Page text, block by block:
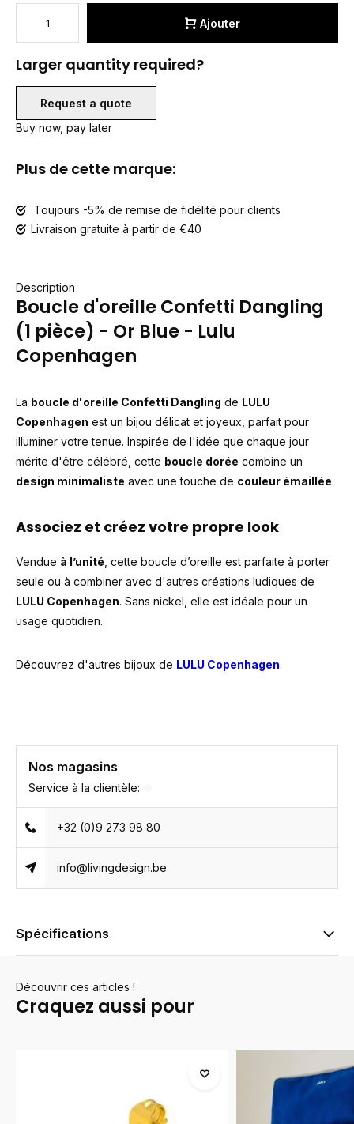
Ajouter
Larger quantity required?
Request a quote
Buy now, pay later
Plus de cette marque:
Toujours -5% de remise de fidélité pour clients
Livraison gratuite à partir de €40
Description
Boucle d'oreille Confetti Dangling
(1 pièce) - Or Blue - Lulu
Copenhagen
La boucle d'oreille Confetti Dangling de LULU
Copenhagen est un bijou délicat et joyeux, parfait pour
illuminer votre tenue. Inspirée de l'idée que chaque jour
mérite d'être célébré, cette boucle dorée combine un
design minimaliste avec une touche de couleur émaillée.
Associez et créez votre propre look
Vendue à l’unité , cette boucle d’oreille est parfaite à porter
seule ou à combiner avec d'autres créations ludiques de
LULU Copenhagen. Sans nickel, elle est idéale pour un
usage quotidien.
Découvrez d'autres bijoux de LULU Copenhagen.
Nos magasins
Service à la clientèle:
+32 (0)9 273 98 80
info@livingdesign.be
Spécifications
Découvrir ces articles !
Craquez aussi pour